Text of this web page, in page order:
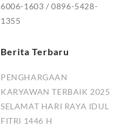
6006-1603 / 0896-5428-
1355
Berita Terbaru
PENGHARGAAN
KARYAWAN TERBAIK 2025
SELAMAT HARI RAYA IDUL
FITRI 1446 H